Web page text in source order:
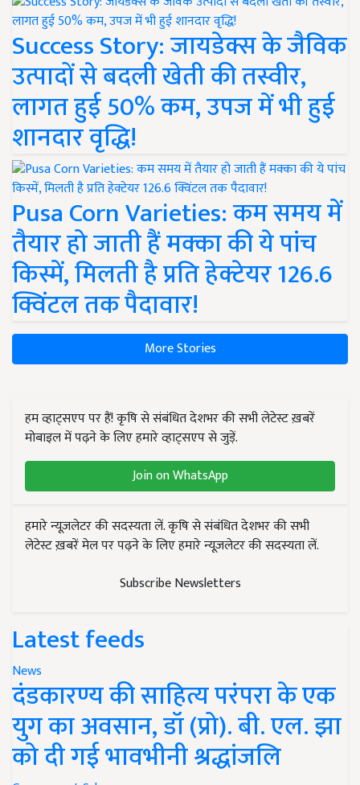
Success Story: जायडेक्स के जैविक
उत्पादों से बदली खेती की तस्वीर,
लागत हुई 50% कम, उपज में भी हुई
शानदार वृद्धि!
Pusa Corn Varieties: कम समय में
तैयार हो जाती हैं मक्का की ये पांच
किस्में, मिलती है प्रति हेक्टेयर 126.6
क्विंटल तक पैदावार!
More Stories
हम व्हाट्सएप पर हैं! कृषि से संबंधित देशभर की सभी लेटेस्ट ख़बरें
मोबाइल में पढ़ने के लिए हमारे व्हाट्सएप से जुड़ें.
Join on WhatsApp
हमारे न्यूज़लेटर की सदस्यता लें. कृषि से संबंधित देशभर की सभी
लेटेस्ट ख़बरें मेल पर पढ़ने के लिए हमारे न्यूज़लेटर की सदस्यता लें.
Subscribe Newsletters
Latest feeds
News
दंडकारण्य की साहित्य परंपरा के एक
युग का अवसान, डॉ (प्रो). बी. एल. झा
को दी गई भावभीनी श्रद्धांजलि